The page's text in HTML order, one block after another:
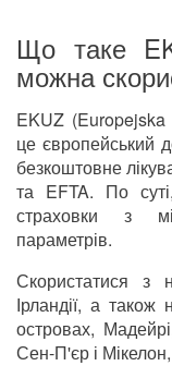
Що таке
можна
EKUZ
це європейський
безкоштовне
та EFTA. По
страховки з
параметрів.
Скористатися з
Ірландії, а
островах,
Сен-П'єр і Мікелон,